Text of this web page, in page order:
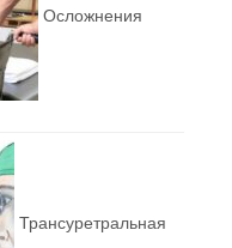
Осложнения
Трансуретральная